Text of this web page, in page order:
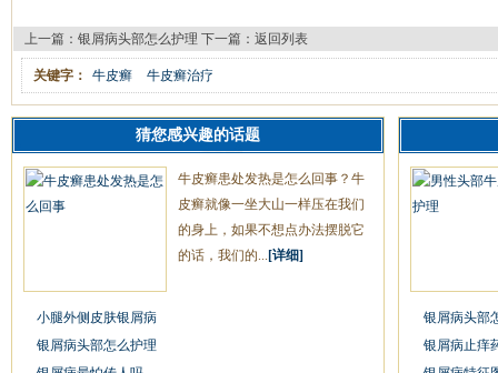
上一篇： 银屑病头部怎么护理 下一篇： 返回列表
关键字： 牛皮癣 牛皮癣治疗
猜您感兴趣的话题
牛皮癣患处发热是怎么回事？牛
皮癣就像一坐大山一样压在我们
的身上，如果不想点办法摆脱它
的话，我们的... [详细]
小腿外侧皮肤银屑病
银屑病头部怎么护理
银屑病头部
银屑病止痒